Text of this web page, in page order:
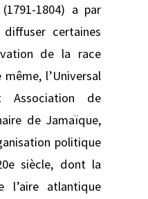
1804) a par
certaines
de la race
l’Universal
Association de
de Jamaïque,
politique
siècle, dont la
l’aire atlantique